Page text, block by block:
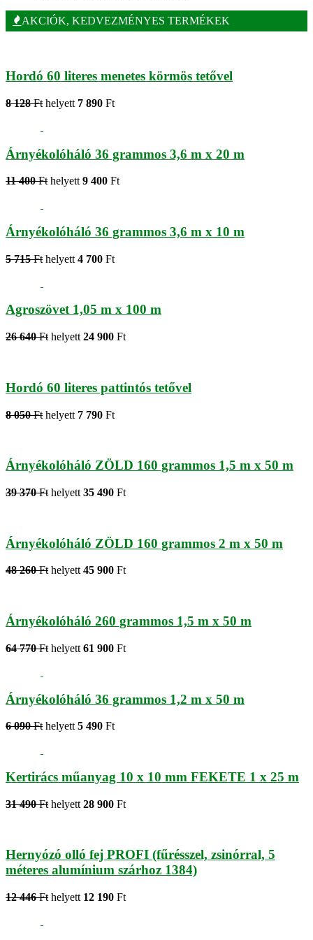
AKCIÓK, KEDVEZMÉNYES TERMÉKEK
Hordó 60 literes menetes körmös tetővel
8 128 Ft helyett 7 890 Ft
Árnyékolóháló 36 grammos 3,6 m x 20 m
11 400 Ft helyett 9 400 Ft
Árnyékolóháló 36 grammos 3,6 m x 10 m
5 715 Ft helyett 4 700 Ft
Agroszövet 1,05 m x 100 m
26 640 Ft helyett 24 900 Ft
Hordó 60 literes pattintós tetővel
8 050 Ft helyett 7 790 Ft
Árnyékolóháló ZÖLD 160 grammos 1,5 m x 50 m
39 370 Ft helyett 35 490 Ft
Árnyékolóháló ZÖLD 160 grammos 2 m x 50 m
48 260 Fthelyett45 900 Ft
Árnyékolóháló 260 grammos 1,5 m x 50 m
64 770 Ft helyett 61 900 Ft
Árnyékolóháló 36 grammos 1,2 m x 50 m
6 090 Ft helyett 5 490 Ft
Kertirács műanyag 10 x 10 mm FEKETE 1 x 25 m
31 490 Ft helyett 28 900 Ft
Hernyózó olló fej PROFI (fűrésszel, zsinórral, 5
méteres alumínium szárhoz 1384)
12 446 Ft helyett 12 190 Ft